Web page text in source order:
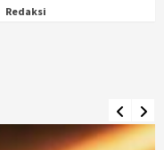
Redaksi